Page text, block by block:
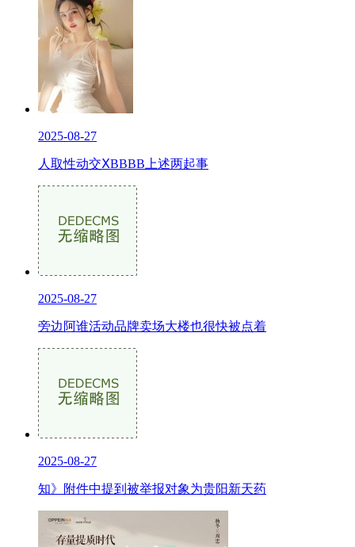
2025-08-27
人取性动交ⅩBBBB上述两起事
2025-08-27
旁边阿谁活动品牌卖场大楼也很快被点着
2025-08-27
知》附件中提到被举报对象为贵阳新天药